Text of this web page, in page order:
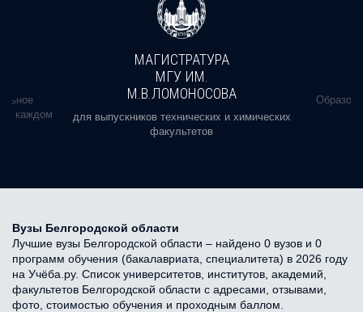
в каждом
МАГИСТРАТУРА
МГУ ИМ.
М.В.ЛОМОНОСОВА
для выпускников технических и химических
факультетов
Вузы Белгородской области
Лучшие вузы Белгородской области – найдено 0 вузов и 0
программ обучения (бакалавриата, специалитета) в 2026 году
на Учёба.ру. Список университетов, институтов, академий,
факультетов Белгородской области с адресами, отзывами,
фото, стоимостью обучения и проходным баллом.